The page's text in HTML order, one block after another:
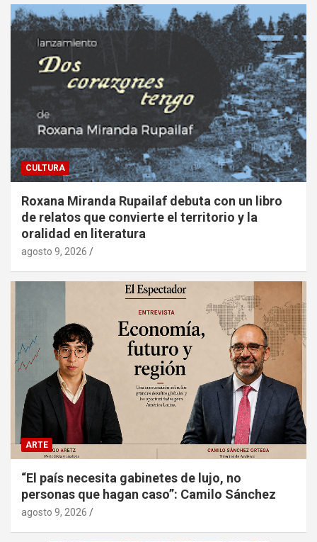
CULTURA
Roxana Miranda Rupailaf debuta con un libro
de relatos que convierte el territorio y la
oralidad en literatura
agosto 9, 2026
ARTE
“El país necesita gabinetes de lujo, no
personas que hagan caso”: Camilo Sánchez
agosto 9, 2026